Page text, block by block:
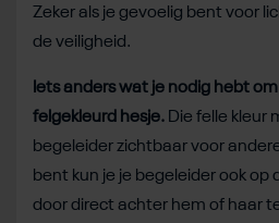
Zeker als je gevoelig bent voor
de veiligheid.
Iets anders wat je nodig hebt
felgekleurd hesje. Die felle kleur
begeleider zichtbaar voor
bent kun je je begeleider ook op
door direct achter hem of haar